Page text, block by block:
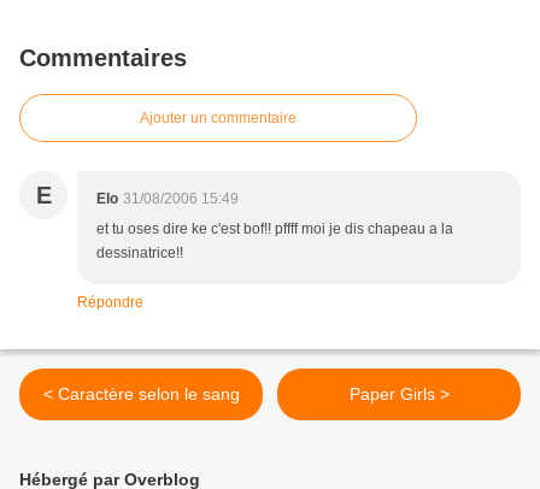
Commentaires
Ajouter un commentaire
E Elo 31/08/2006 15:49
et tu oses dire ke c'est bof!! pffff moi je dis chapeau a la
dessinatrice!!
Répondre
< Caractère selon le sang Paper Girls >
Hébergé par Overblog